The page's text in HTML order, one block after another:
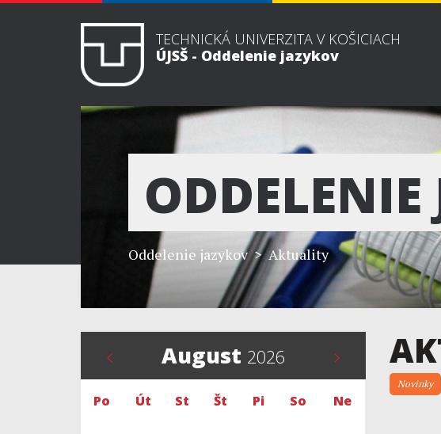
TECHNICKÁ UNIVERZITA V KOŠICIACH
ÚJSŠ - Oddelenie jazykov
Oddelenie jazykov> Aktuality
August 2026
Po Út St Št Pi So Ne
Novinky